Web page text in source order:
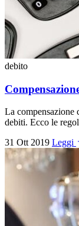
debito
La compensazione
debiti. Ecco le
31 Ott 2019 Leggi